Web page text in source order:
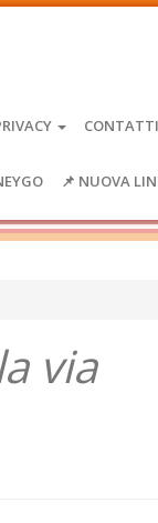
CONTATTI
📌 NUOVA
via